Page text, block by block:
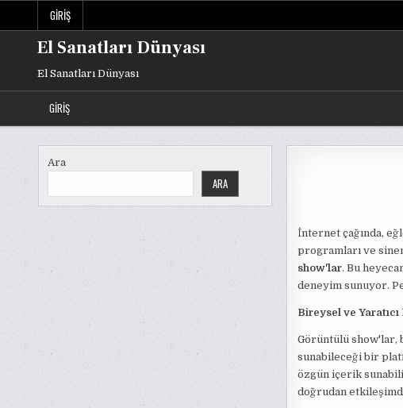
content
GIRIŞ
El Sanatları Dünyası
El Sanatları Dünyası
GIRIŞ
Ara
ARA
İnternet çağında,
programları ve
show'lar. Bu
deneyim sunuyor.
Bireysel ve
Görüntülü show'lar,
sunabileceği bir
özgün içerik
doğrudan